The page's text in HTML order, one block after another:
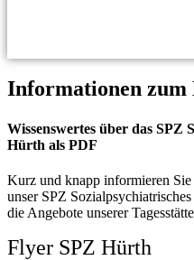
Informationen zum
Wissenswertes über das SPZ
Hürth als PDF
Kurz und knapp informieren
unser SPZ
die Angebote unserer
Flyer SPZ Hürth